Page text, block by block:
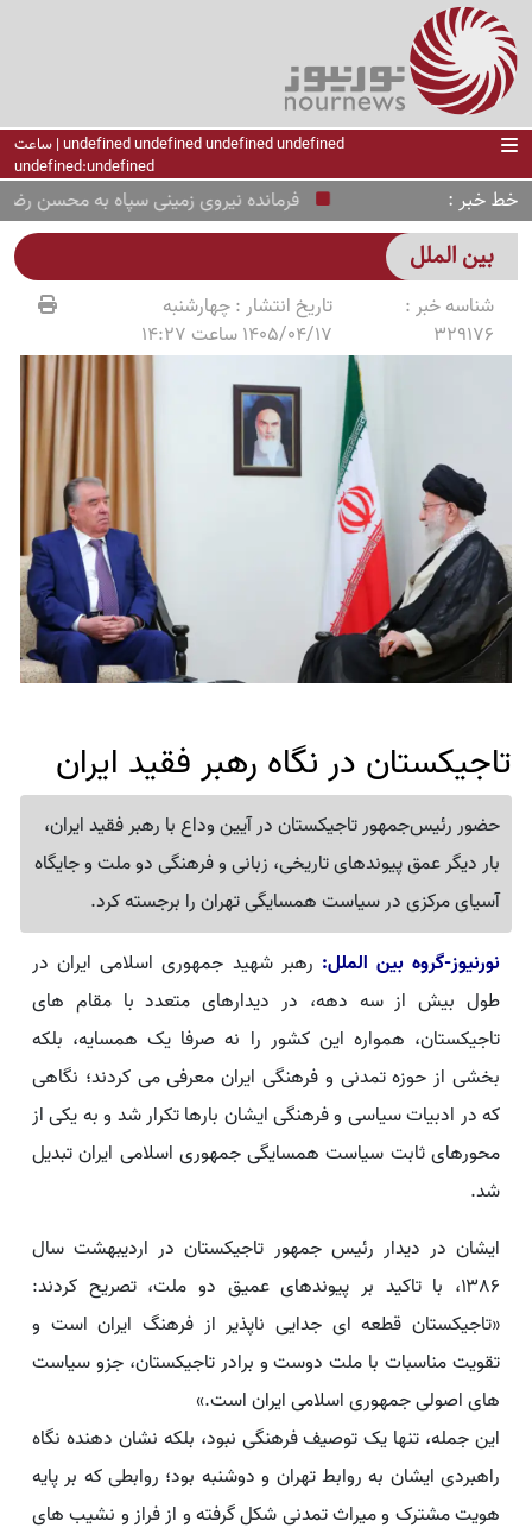
undefined undefined undefined undefined | ساعت
undefined:undefined
خط خبر فرمانده نیروی زمینی سپاه به محسن رضایی
بین الملل
شناسه خبر :
329176
تاریخ انتشار :چهارشنبه
1405/04/17 ساعت 14:27
تاجیکستان در نگاه رهبر فقید ایران
حضور رئیس‌جمهور تاجیکستان در آیین وداع با رهبر فقید ایران،
بار دیگر عمق پیوندهای تاریخی، زبانی و فرهنگی دو ملت و جایگاه
آسیای مرکزی در سیاست همسایگی تهران را برجسته کرد.
نورنیوز-گروه بین الملل: رهبر شهید جمهوری اسلامی ایران در
طول بیش از سه دهه، در دیدارهای متعدد با مقام های
تاجیکستان، همواره این کشور را نه صرفا یک همسایه، بلکه
بخشی از حوزه تمدنی و فرهنگی ایران معرفی می کردند؛ نگاهی
که در ادبیات سیاسی و فرهنگی ایشان بارها تکرار شد و به یکی از
محورهای ثابت سیاست همسایگی جمهوری اسلامی ایران تبدیل
شد.
ایشان در دیدار رئیس جمهور تاجیکستان در اردیبهشت سال
۱۳۸۶، با تاکید بر پیوندهای عمیق دو ملت، تصریح کردند:
«تاجیکستان قطعه ای جدایی ناپذیر از فرهنگ ایران است و
تقویت مناسبات با ملت دوست و برادر تاجیکستان، جزو سیاست
های اصولی جمهوری اسلامی ایران است.»
این جمله، تنها یک توصیف فرهنگی نبود، بلکه نشان دهنده نگاه
راهبردی ایشان به روابط تهران و دوشنبه بود؛ روابطی که بر پایه
هویت مشترک و میراث تمدنی شکل گرفته و از فراز و نشیب های